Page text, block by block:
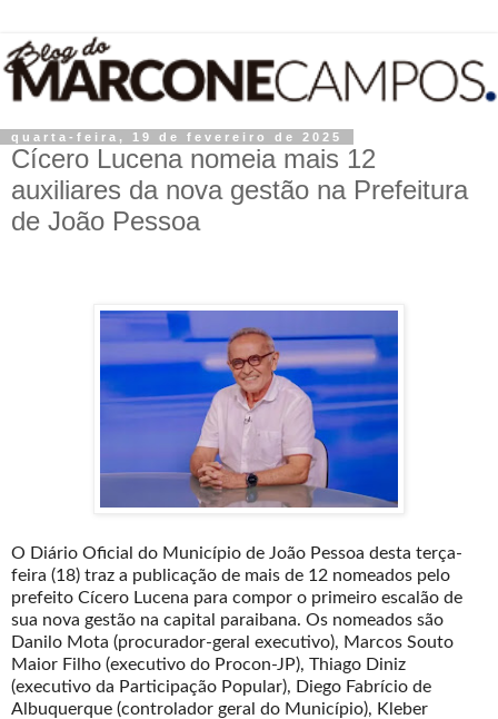
quarta-feira, 19 de fevereiro de 2025
Cícero Lucena nomeia mais 12
auxiliares da nova gestão na Prefeitura
de João Pessoa
O Diário Oficial do Município de João Pessoa desta terça-
feira (18) traz a publicação de mais de 12 nomeados pelo
prefeito Cícero Lucena para compor o primeiro escalão de
sua nova gestão na capital paraibana. Os nomeados são
Danilo Mota (procurador-geral executivo), Marcos Souto
Maior Filho (executivo do Procon-JP), Thiago Diniz
(executivo da Participação Popular), Diego Fabrício de
Albuquerque (controlador geral do Município), Kleber